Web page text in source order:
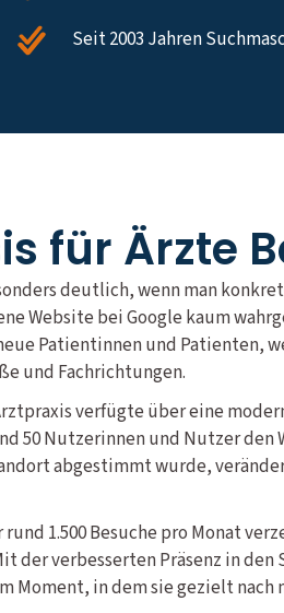
Seit 2003 Jahren
für Ärzte
deutlich, wenn man
bei Google kaum
Patientinnen und
und Fachrichtungen.
verfügte über eine
50 Nutzerinnen und Nutzer
abgestimmt wurde,
1.500 Besuche pro Monat
verbesserten Präsenz in
Moment, in dem sie gezielt